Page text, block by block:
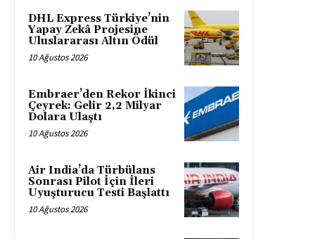
DHL Express Türkiye’nin
Yapay Zekâ Projesine
Uluslararası Altın Ödül
10 Ağustos 2026
Embraer’den Rekor İkinci
Çeyrek: Gelir 2,2 Milyar
Dolara Ulaştı
10 Ağustos 2026
Air India’da Türbülans
Sonrası Pilot İçin İleri
Uyuşturucu Testi Başlattı
10 Ağustos 2026